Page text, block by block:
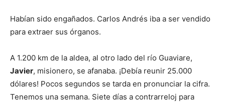
Habían sido engañados. Carlos Andrés iba a ser vendido
para extraer sus órganos.
A 1.200 km de la aldea, al otro lado del río Guaviare,
Javier, misionero, se afanaba. ¡Debía reunir 25.000
dólares! Pocos segundos se tarda en pronunciar la cifra.
Tenemos una semana. Siete días a contrarreloj para